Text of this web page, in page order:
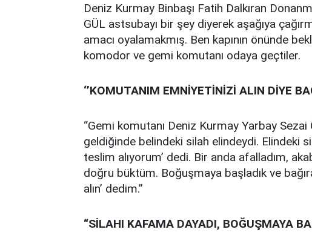
Deniz Kurmay Binbaşı Fatih Dalkıran
GÜL astsubayı bir şey diyerek aşağıya
amacı oyalamakmış. Ben kapının önünde
komodor ve gemi komutanı odaya geçtiler.
‘’KOMUTANIM EMNİYETİNİZİ ALIN DİYE
“Gemi komutanı Deniz Kurmay Yarbay
geldiğinde belindeki silah elindeydi. Elindeki
teslim alıyorum’ dedi. Bir anda afalladım,
doğru büktüm. Boğuşmaya başladık ve
alın’ dedim.”
“SİLAHI KAFAMA DAYADI, BOĞUŞMAYA